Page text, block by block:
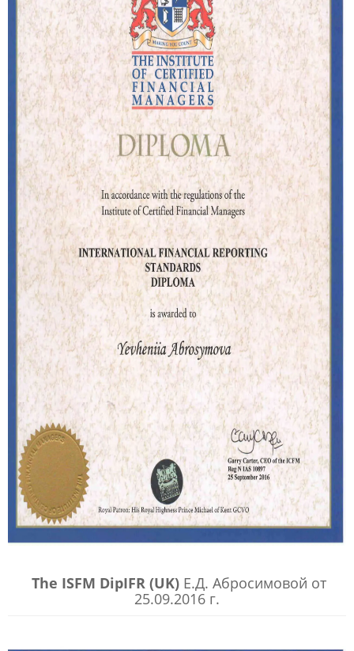
The ISFM DipIFR (UK) Е.Д. Абросимовой от
25.09.2016 г.